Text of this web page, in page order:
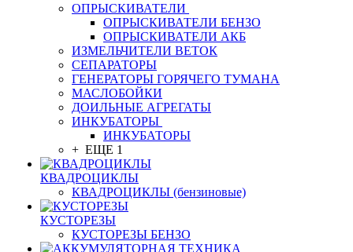
ОПРЫСКИВАТЕЛИ
ОПРЫСКИВАТЕЛИ БЕНЗО
ОПРЫСКИВАТЕЛИ АКБ
ИЗМЕЛЬЧИТЕЛИ ВЕТОК
СЕПАРАТОРЫ
ГЕНЕРАТОРЫ ГОРЯЧЕГО ТУМАНА
МАСЛОБОЙКИ
ДОИЛЬНЫЕ АГРЕГАТЫ
ИНКУБАТОРЫ
ИНКУБАТОРЫ
+ ЕЩЕ 1
КВАДРОЦИКЛЫ
КВАДРОЦИКЛЫ (бензиновые)
КУСТОРЕЗЫ
КУСТОРЕЗЫ БЕНЗО